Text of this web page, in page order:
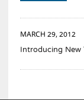
MARCH 29, 2012
Introducing